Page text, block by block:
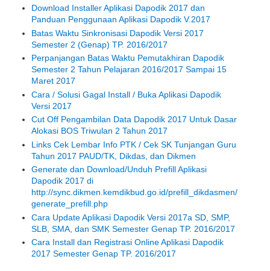
Download Installer Aplikasi Dapodik 2017 dan
Panduan Penggunaan Aplikasi Dapodik V.2017
Batas Waktu Sinkronisasi Dapodik Versi 2017
Semester 2 (Genap) TP. 2016/2017
Perpanjangan Batas Waktu Pemutakhiran Dapodik
Semester 2 Tahun Pelajaran 2016/2017 Sampai 15
Maret 2017
Cara / Solusi Gagal Install / Buka Aplikasi Dapodik
Versi 2017
Cut Off Pengambilan Data Dapodik 2017 Untuk Dasar
Alokasi BOS Triwulan 2 Tahun 2017
Links Cek Lembar Info PTK / Cek SK Tunjangan Guru
Tahun 2017 PAUD/TK, Dikdas, dan Dikmen
Generate dan Download/Unduh Prefill Aplikasi
Dapodik 2017 di
http://sync.dikmen.kemdikbud.go.id/prefill_dikdasmen/
generate_prefill.php
Cara Update Aplikasi Dapodik Versi 2017a SD, SMP,
SLB, SMA, dan SMK Semester Genap TP. 2016/2017
Cara Install dan Registrasi Online Aplikasi Dapodik
2017 Semester Genap TP. 2016/2017